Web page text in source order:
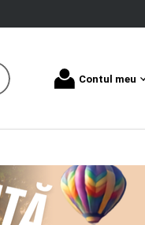
Contul meu